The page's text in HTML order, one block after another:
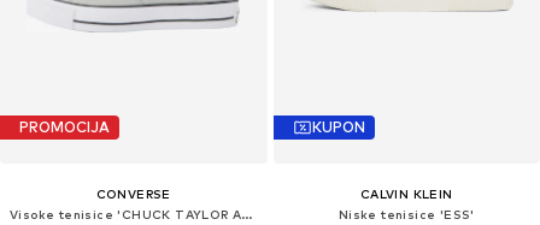
PROMOCIJA
CONVERSE
Visoke tenisice 'CHUCK TAYLOR ALL STAR MALDEN STREET'
KUPON
CALVIN KLEIN
Niske tenisice 'ESS'